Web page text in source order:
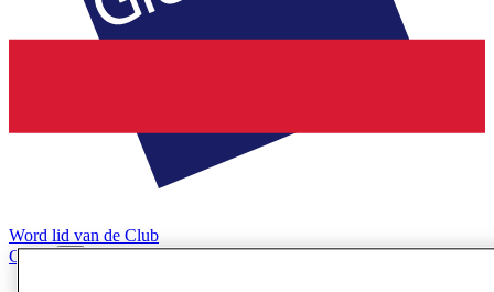
Word lid van de Club
Gered,